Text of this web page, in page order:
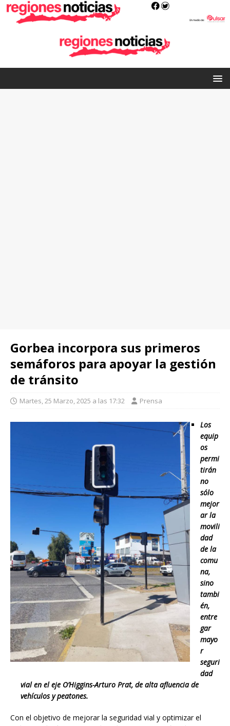
Gorbea incorpora sus primeros
semáforos para apoyar la gestión
de tránsito
Martes, 25 Marzo, 2025 a las 17:32 Prensa
Los
equip
os
permi
tirán
no
sólo
mejor
ar la
movili
dad
de la
comu
na,
sino
tambi
én,
entre
gar
mayo
r
seguri
dad
vial en el eje O’Higgins-Arturo Prat, de alta afluencia de
vehículos y peatones.
Con el objetivo de mejorar la seguridad vial y optimizar el